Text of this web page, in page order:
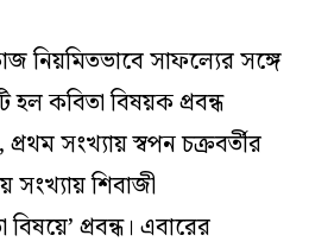
নিয়মিতভাবে সাফল্যের সঙ্গে
কবিতা বিষয়ক প্রবন্ধ
সংখ্যায় স্বপন চক্রবর্তীর
সংখ্যায় শিবাজী
বিষয়ে’ প্রবন্ধ। এবারের